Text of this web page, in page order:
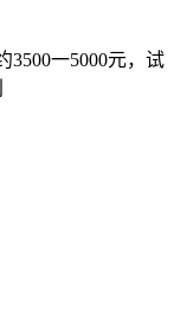
3500一5000元，试